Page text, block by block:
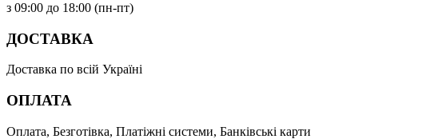
з 09:00 до 18:00 (пн-пт)
ДОСТАВКА
Доставка по всій Україні
ОПЛАТА
Оплата, Безготівка, Платіжні системи, Банківські карти